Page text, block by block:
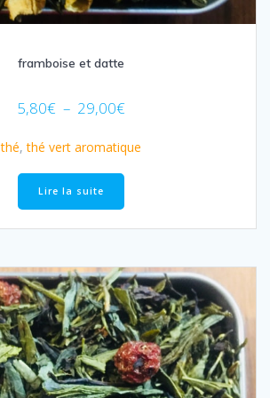
framboise et datte
5,80€ – 29,00€
prix :
thé,thé vert aromatique
Lire la suite